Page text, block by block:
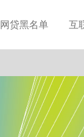
网贷黑名单 互